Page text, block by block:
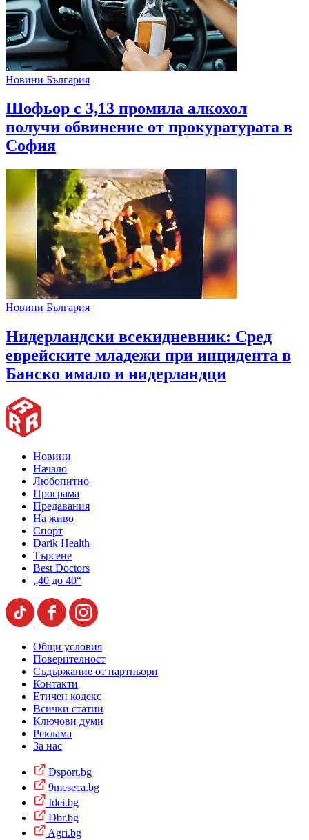
Новини България
Шофьор с 3,13 промила алкохол
получи обвинение от прокуратурата в
София
Новини България
Нидерландски всекидневник: Сред
еврейските младежи при инцидента в
Банско имало и нидерландци
Новини
Начало
Любопитно
Програма
Предавания
На живо
Спорт
Darik Health
Търсене
Best Doctors
„40 до 40“
Общи условия
Поверителност
Съдържание от партньори
Контакти
Етичен кодекс
Всички статии
Ключови думи
Реклама
За нас
Dsport.bg
9meseca.bg
Idei.bg
Dbr.bg
Agri.bg